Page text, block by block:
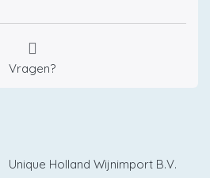
Vragen?
Unique Holland Wijnimport B.V.